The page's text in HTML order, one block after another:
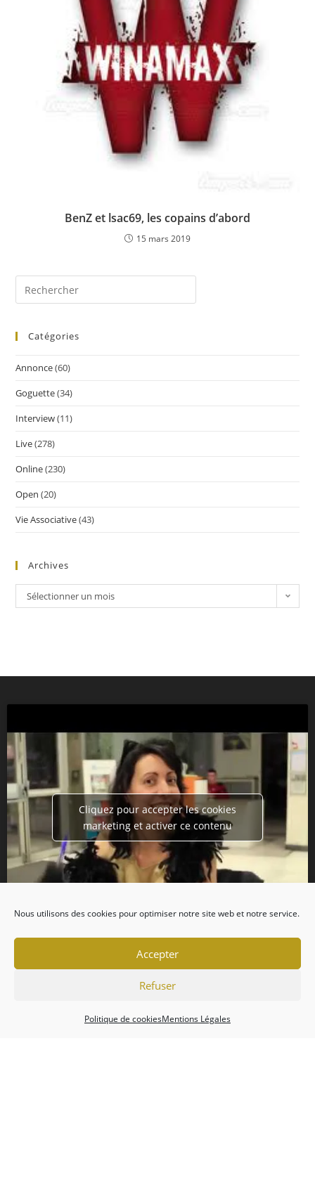
Nous utilisons des cookies pour optimiser notre site web et notre service.
Accepter
Refuser
Politique de cookiesMentions Légales
BenZ et lsac69, les copains d’abord
15 mars 2019
Catégories
Annonce(60)
Goguette(34)
Interview(11)
Live(278)
Online(230)
Open (20)
Vie Associative(43)
Archives
Sélectionner un mois
Cliquez pour accepter les cookies
marketing et activer ce contenu